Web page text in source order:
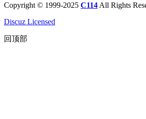
Copyright © 1999-2025 C114 All Rights
Discuz Licensed
回顶部